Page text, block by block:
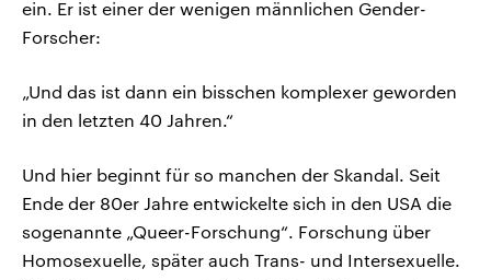
ein. Er ist einer der wenigen männlichen Gender-
Forscher:
„Und das ist dann ein bisschen komplexer geworden
in den letzten 40 Jahren.“
Und hier beginnt für so manchen der Skandal. Seit
Ende der 80er Jahre entwickelte sich in den USA die
sogenannte „Queer-Forschung“. Forschung über
Homosexuelle, später auch Trans- und Intersexuelle.